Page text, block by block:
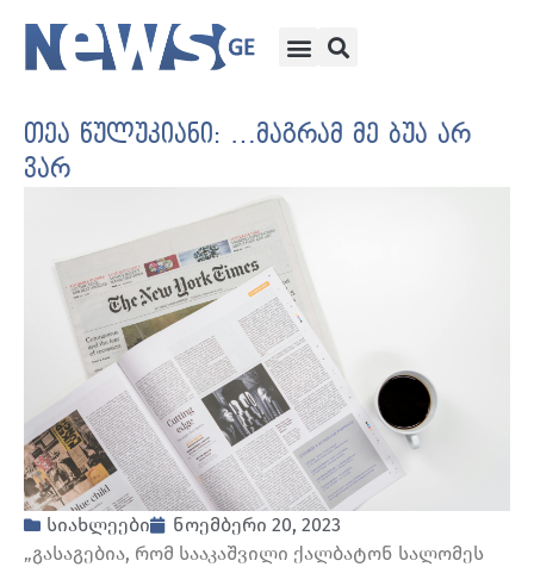
თეა წულუკიანი: …მაგრამ მე ბუა არ
ვარ
სიახლეები
ნოემბერი 20, 2023
„გასაგებია, რომ სააკაშვილი ქალბატონ სალომეს